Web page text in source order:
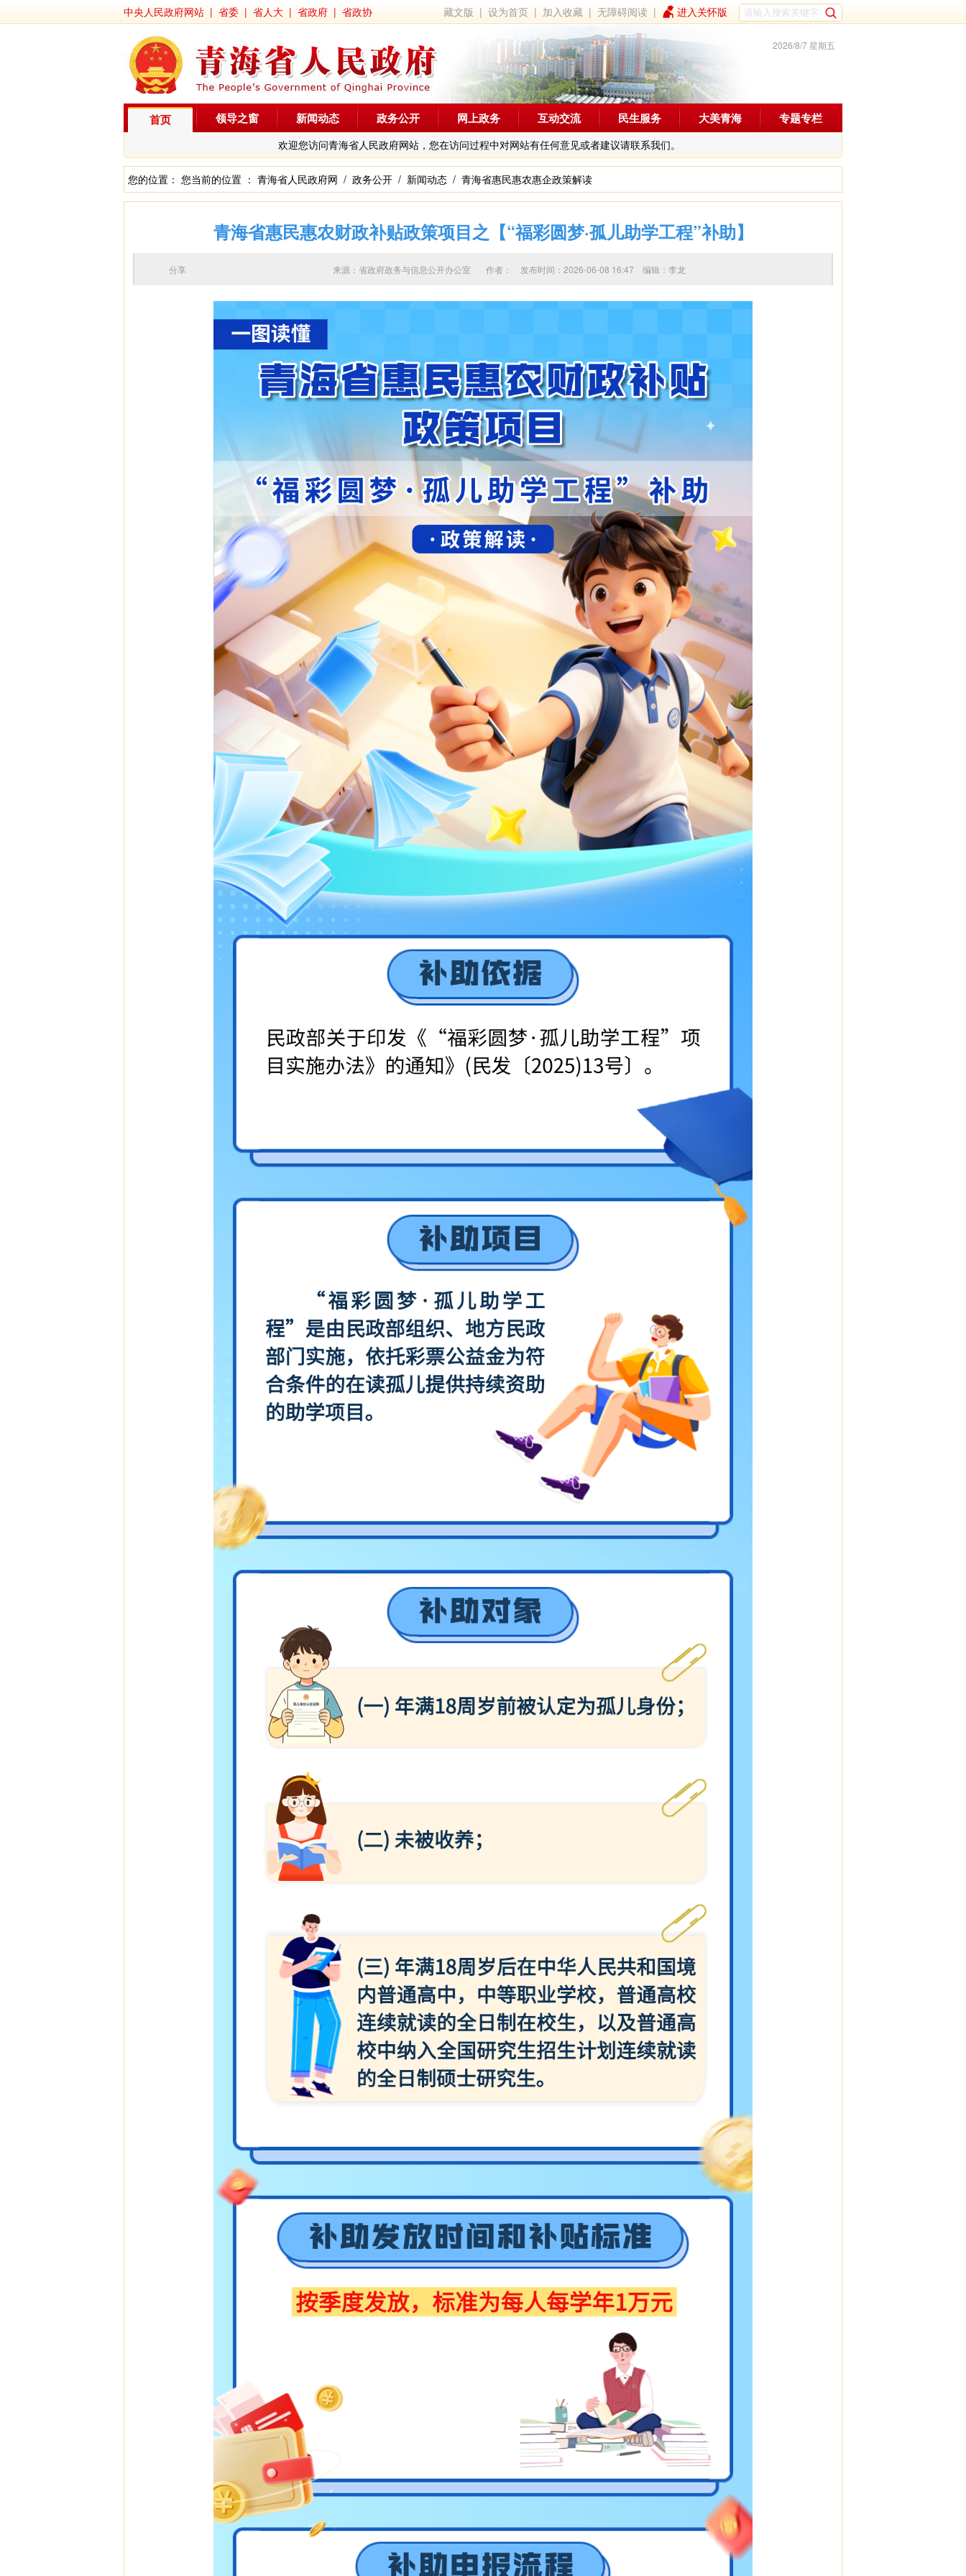
中央人民政府网站 | 省委 | 省人大 | 省政府 | 省政协 藏文版 |设为首页 | 加入收藏 |无障碍阅读 | 进入关怀版
2026/8/7 星期五
首页
欢迎您访问青海省人民政府网站，您在访问过程中对网站有任何意见或者建议请联系我们。
领导之窗 新闻动态 政务公开 网上政务 互动交流 民生服务 大美青海 专题专栏
您的位置： 您当前的位置 ： 青海省人民政府网 / 政务公开 / 新闻动态 / 青海省惠民惠农惠企政策解读
青海省惠民惠农财政补贴政策项目之【“福彩圆梦·孤儿助学工程”补助】
来源：省政府政务与信息公开办公室 作者： 发布时间：2026-06-08 16:47 编辑：李龙
分享